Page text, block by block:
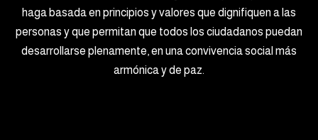
haga basada en principios y valores que dignifiquen a las
personas y que permitan que todos los ciudadanos puedan
desarrollarse plenamente, en una convivencia social más
armónica y de paz.